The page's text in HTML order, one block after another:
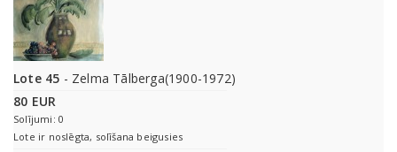
Lote 45 - Zelma Tālberga(1900-1972)
80 EUR
Solījumi: 0
Lote ir noslēgta, solīšana beigusies